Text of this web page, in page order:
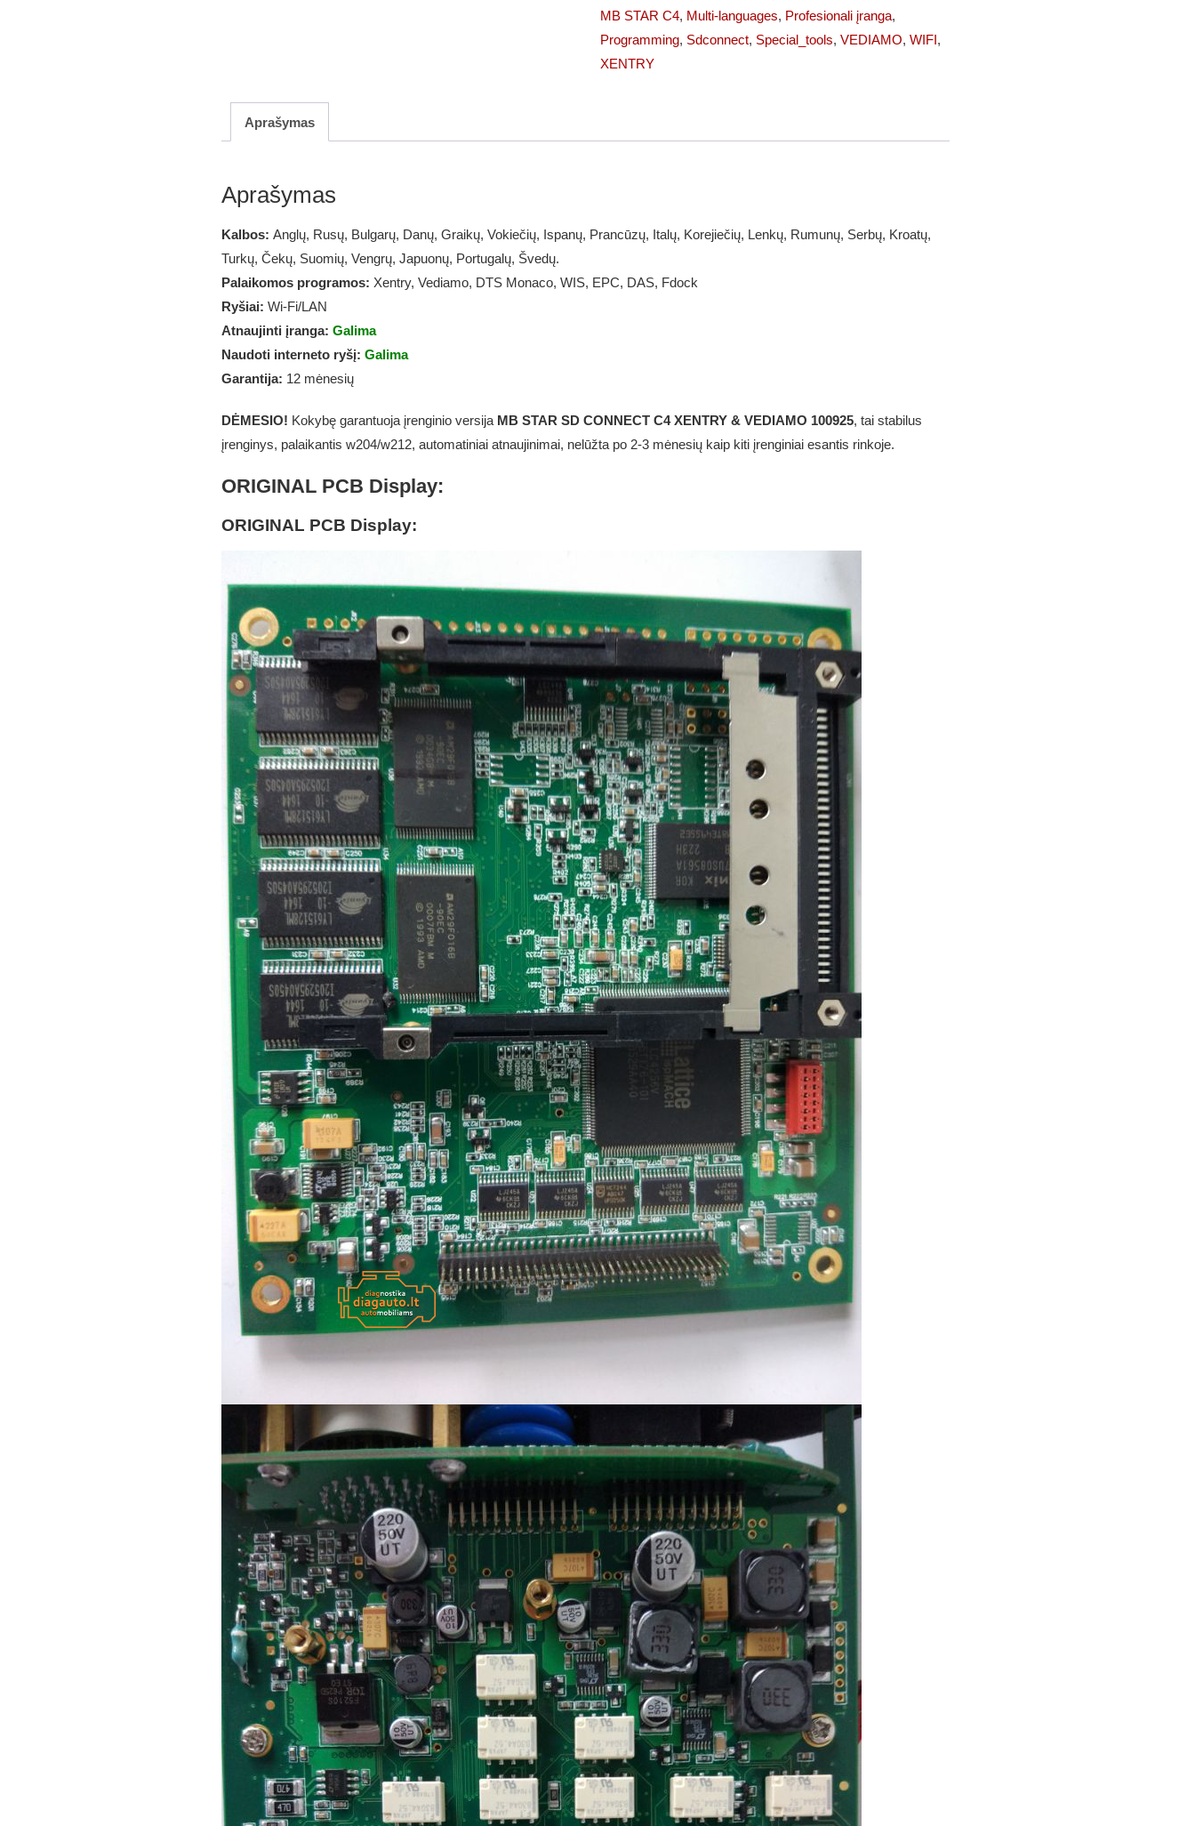
MB STAR C4, Multi-languages, Profesionali įranga,
Programming, Sdconnect, Special_tools, VEDIAMO, WIFI,
XENTRY
Aprašymas
Aprašymas
Kalbos: Anglų, Rusų, Bulgarų, Danų, Graikų, Vokiečių, Ispanų, Prancūzų, Italų, Korejiečių, Lenkų, Rumunų, Serbų, Kroatų,
Turkų, Čekų, Suomių, Vengrų, Japuonų, Portugalų, Švedų.
Palaikomos programos: Xentry, Vediamo, DTS Monaco, WIS, EPC, DAS, Fdock
Ryšiai: Wi-Fi/LAN
Atnaujinti įranga: Galima
Naudoti interneto ryšį: Galima
Garantija: 12 mėnesių
DĖMESIO! Kokybę garantuoja įrenginio versija MB STAR SD CONNECT C4 XENTRY & VEDIAMO 100925, tai stabilus
įrenginys, palaikantis w204/w212, automatiniai atnaujinimai, nelūžta po 2-3 mėnesių kaip kiti įrenginiai esantis rinkoje.
ORIGINAL PCB Display:
ORIGINAL PCB Display: